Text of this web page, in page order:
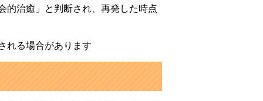
的治癒」と判断され、再発した時点
れる場合があります